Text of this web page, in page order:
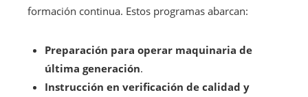
formación continua. Estos programas abarcan:
Preparación para operar maquinaria de
última generación.
Instrucción en verificación de calidad y